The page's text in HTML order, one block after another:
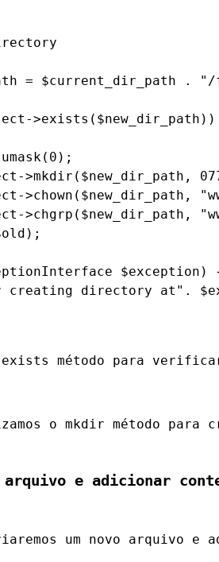
= $current_dir_path . "/
>exists($new_dir_path))
>mkdir($new_dir_path,
>chown($new_dir_path,
>chgrp($new_dir_path,
$exception)
creating directory at".
exists método para
o mkdir método para
arquivo e adicionar
um novo arquivo e